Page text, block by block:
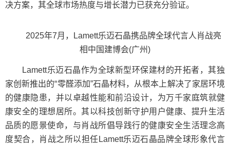
决方案，其全球市场热度与增长潜力已获充分验证。
2025年7月，Lamett乐迈石晶携品牌全球代言人肖战亮
相中国建博会(广州)
Lamett乐迈石晶作为全球新型环保建材的开拓者，其独
家创新推出的“零醛添加”石晶材料，从根本上解决了家居环境
的健康隐患，并以卓越性能和前沿设计，为万千家庭筑就健
康安全的理想居所。其以科技创新守护用户健康、提升生活
品质的愿景使命，与肖战所倡导践行的健康安全生活理念高
度契合，肖战之所以担任Lamett乐迈石晶品牌全球形象代言